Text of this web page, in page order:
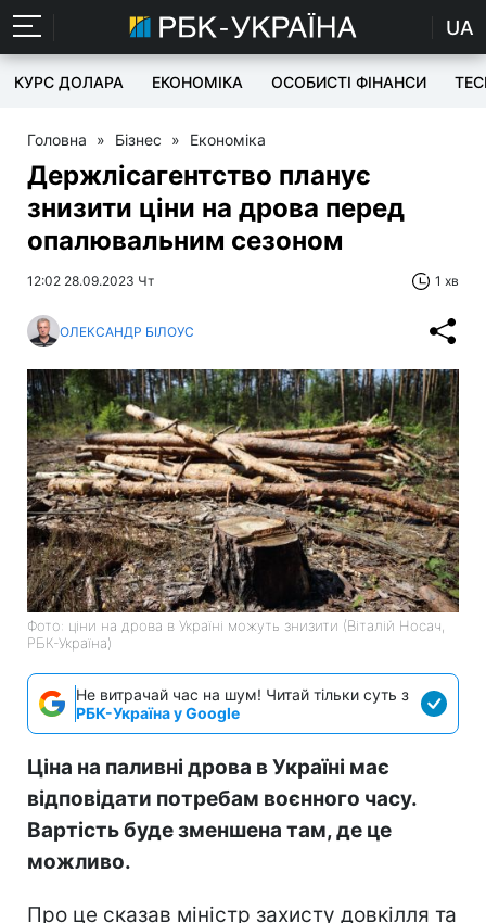
UA
КУРС ДОЛАРА ЕКОНОМІКА ОСОБИСТІ ФІНАНСИ
Головна » Бізнес » Економіка
Держлісагентство планує
знизити ціни на дрова перед
опалювальним сезоном
12:02 28.09.2023 Чт 1 хв
ОЛЕКСАНДР БІЛОУС
Фото: ціни на дрова в Україні можуть знизити (Віталій Носач,
РБК-Україна)
Не витрачай час на шум! Читай тільки суть з
РБК-Україна у Google
Ціна на паливні дрова в Україні має
відповідати потребам воєнного часу.
Вартість буде зменшена там, де це
можливо.
Про це сказав міністр захисту довкілля та